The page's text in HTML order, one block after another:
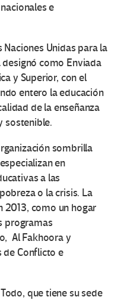
e
Unidas para la
designó como Enviada
y Superior, con el
entero la educación
de la enseñanza
sostenible.
sombrilla
en
a las
o la crisis. La
2013, como un hogar
programas
Al Fakhoora y
de Conflicto e
que tiene su sede